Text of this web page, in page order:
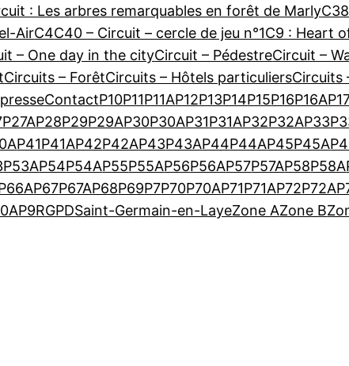
: Les arbres remarquables en forêt de Marly
AirC4C40 – Circuit – cercle de jeu n°1C9 : Heart
– One day in the cityCircuit – PédestreCircuit –
Circuits – ForêtCircuits – Hôtels particuliersCircuits
ContactP10P11P11AP12P13P14P15P16P16A
P27AP28P29P29AP30P30AP31P31AP32P32AP33
P41P41AP42P42AP43P43AP44P44AP45P45A
P53AP54P54AP55P55AP56P56AP57P57AP58P58A
P67P67AP68P69P7P70P70AP71P71AP72P72A
P9RGPDSaint-Germain-en-LayeZone AZone B